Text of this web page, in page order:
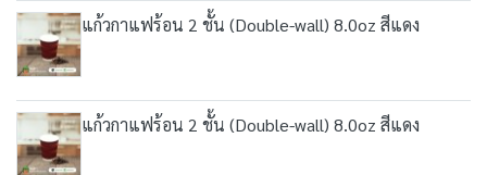
แก้วกาแฟร้อน 2 ชั้น (Double-wall) 8.0oz สีแดง
แก้วกาแฟร้อน 2 ชั้น (Double-wall) 8.0oz สีแดง